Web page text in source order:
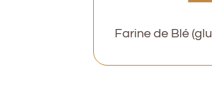
Farine de Blé